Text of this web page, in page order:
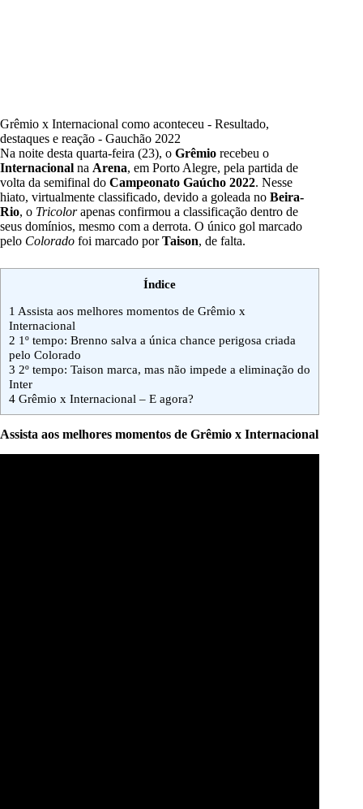
Grêmio x Internacional como aconteceu - Resultado,
destaques e reação - Gauchão 2022
Na noite desta quarta-feira (23), o Grêmio recebeu o
Internacional na Arena, em Porto Alegre, pela partida de
volta da semifinal do Campeonato Gaúcho 2022. Nesse
hiato, virtualmente classificado, devido a goleada no Beira-
Rio, o Tricolorapenas confirmou a classificação dentro de
seus domínios, mesmo com a derrota. O único gol marcado
pelo Colorado foi marcado porTaison, de falta.
Índice
1 Assista aos melhores momentos de Grêmio x
Internacional
2 1º tempo: Brenno salva a única chance perigosa criada
pelo Colorado
3 2º tempo: Taison marca, mas não impede a eliminação do
Inter
4 Grêmio x Internacional – E agora?
Assista aos melhores momentos de Grêmio x Internacional